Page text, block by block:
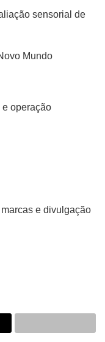
sensorial de
Mundo
operação
e divulgação